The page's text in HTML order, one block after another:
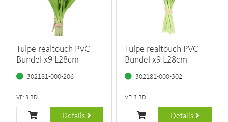
Tulpe realtouch PVC
Bündel x9 L28cm
302181-000-206
VE: 3 BD
Details
Tulpe realtouch PVC
Bündel x9 L28cm
302181-000-302
VE: 3 BD
Details